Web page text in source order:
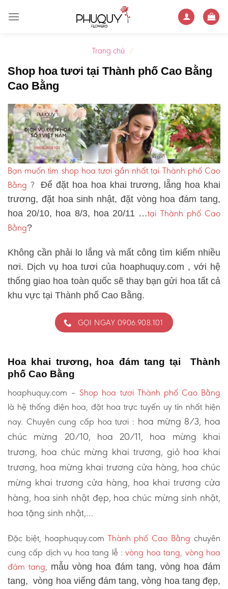
Trang chủ /
Shop hoa tươi tại Thành phố Cao Bằng
Cao Bằng
Bạn muốn tìm shop hoa tươi gần nhất tại Thành phố Cao
Bằng ?Để đặt hoa hoa khai trương, lẵng hoa khai
trương, đặt hoa sinh nhật, đặt vòng hoa đám tang,
hoa 20/10, hoa 8/3, hoa 20/11 …tại Thành phố Cao
Bằng?
Không cần phải lo lắng và mất công tìm kiếm nhiều
nơi. Dịch vụ hoa tươi của hoaphuquy.com , với hệ
thống giao hoa toàn quốc sẽ thay bạn gửi hoa tất cả
khu vực tại Thành phố Cao Bằng.
GỌI NGAY 0906.908.101
Hoa khai trương, hoa đám tang tại Thành
phố Cao Bằng
hoaphuquy.com – Shop hoa tươi Thành phố Cao Bằng
là hệ thống điện hoa, đặt hoa trực tuyến uy tín nhất hiện
nay. Chuyên cung cấp hoa tươi : hoa mừng 8/3, hoa
chúc mừng 20/10, hoa 20/11, hoa mừng khai
trương, hoa chúc mừng khai trương, giỏ hoa khai
trương, hoa mừng khai trương cửa hàng, hoa chúc
mừng khai trương cửa hàng, hoa khai trương cửa
hàng, hoa sinh nhật đẹp, hoa chúc mừng sinh nhật,
hoa tặng sinh nhật,…
Đặc biệt, hoaphuquy.com Thành phố Cao Bằng chuyên
cung cấp dịch vụ hoa tang lễ :vòng hoa tang, vòng hoa
đám tang, mẫu vòng hoa đám tang, vòng hoa đám
tang, vòng hoa viếng đám tang, vòng hoa tang đẹp,